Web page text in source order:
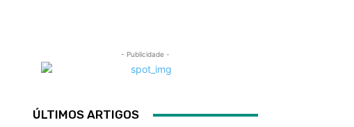
- Publicidade -
ÚLTIMOS ARTIGOS